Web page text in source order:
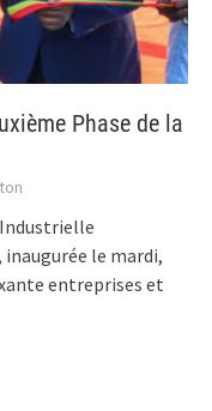
Phase de la
le mardi,
entreprises et